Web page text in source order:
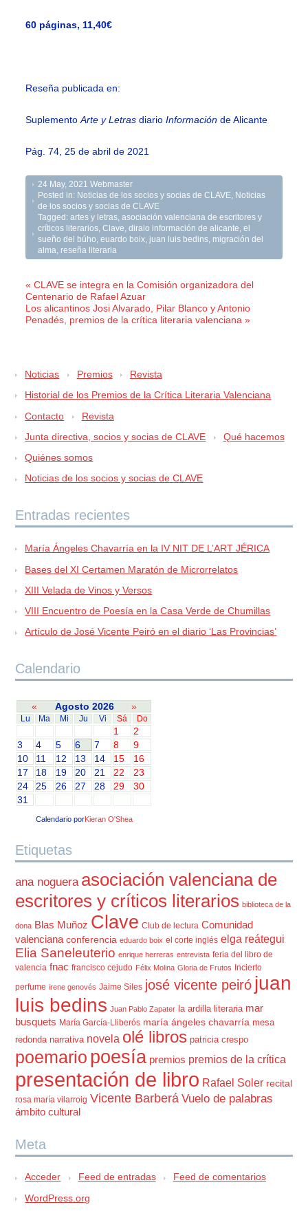
60 páginas, 11,40€
Reseña publicada en:
SuplementoArte y Letras diarioInformación de Alicante
Pág. 74, 25 de abril de 2021
24 May, 2021
Webmaster
Posted in: Noticias de los socios y socias de CLAVE
Noticias
de los socios y socias de CLAVE
Tagged:artes y letras ,asociación valenciana de escritores y
críticos literarios ,Clave ,diraio información de alicante ,el
sueño del búho ,euardo boix juan luis bedins migración del
alma
reseña literaria
« CLAVE se integra en la Comisión organizadora del
Centenario de Rafael Azuar
Los alicantinos Josi Alvarado, Pilar Blanco y Antonio
Penadés, premios de la crítica literaria valenciana »
Noticias Premios
Revista
Historial de los Premios de la Crítica Literaria Valenciana
Contacto
Revista
Junta directiva, socios y socias de CLAVE
Qué hacemos
Quiénes somos
Noticias de los socios y socias de CLAVE
Entradas recientes
María Ángeles Chavarría en la IV NIT DE L’ART JÉRICA
Bases del XI Certamen Maratón de Microrrelatos
XIII Velada de Vinos y Versos
VIII Encuentro de Poesía en la Casa Verde de Chumillas
Artículo de José Vicente Peiró en el diario ‘Las Provincias’
Calendario
« Agosto 2026 »
Lu Ma Mi Ju Vi Sá Do
1
2
3
4 5 6 7 8
9
10
11 12 13 14 15
16
17
18 19 20 21 22
23
24
25 26 27 28 29
30
31
Calendario porKieran O'Shea
Etiquetas
ana noguera asociación valenciana de
escritores y críticos literarios biblioteca de la
dona Blas Muñoz Clave Club de lectura Comunidad
valenciana conferencia eduardo boix el corte inglés elga reátegui
Elia Saneleuterio enrique herreras entrevista feria del libro de
valencia fnac francisco cejudo Félix Molina Gloria de Frutos
Incierto
perfume irene genovés Jaime Siles josé vicente peiró juan
luis bedins Juan Pablo Zapater la ardilla literaria mar
busquets María García-Lliberós maría ángeles chavarría mesa
redonda narrativa novela olé libros patricia crespo
poemario poesía premios premios de la crítica
presentación de libro Rafael Soler recital
rosa maría vilarroig Vicente Barberá Vuelo de palabras
ámbito cultural
Meta
Acceder Feed de entradas
Feed de comentarios
WordPress.org